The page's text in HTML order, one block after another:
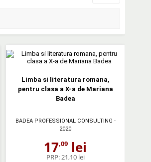
Limba si literatura romana,
pentru clasa a X-a de Mariana
Badea
BADEA PROFESSIONAL CONSULTING -
2020
17,09 lei
PRP: 21,10 lei